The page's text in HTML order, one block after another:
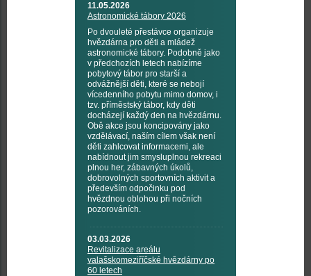
11.05.2026
Astronomické tábory 2026
Po dvouleté přestávce organizuje
hvězdárna pro děti a mládež
astronomické tábory. Podobně jako
v předchozích letech nabízíme
pobytový tábor pro starší a
odvážnější děti, které se nebojí
vícedenního pobytu mimo domov, i
tzv. příměstský tábor, kdy děti
docházejí každý den na hvězdárnu.
Obě akce jsou koncipovány jako
vzdělávací, naším cílem však není
děti zahlcovat informacemi, ale
nabídnout jim smysluplnou rekreaci
plnou her, zábavných úkolů,
dobrovolných sportovních aktivit a
především odpočinku pod
hvězdnou oblohou při nočních
pozorováních.
03.03.2026
Revitalizace areálu
valašskomeziříčské hvězdárny po
60 letech